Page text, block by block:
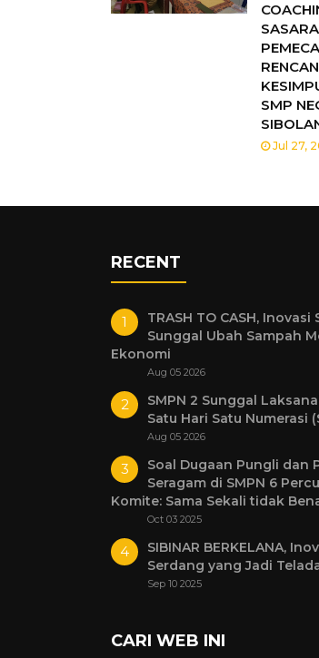
SMP
Jul 27,
RECENT
TRASH TO CASH, Inovasi
Sunggal Ubah Sampah
Ekonomi
Aug 05 2026
SMPN 2 Sunggal
Satu Hari Satu Numerasi
Aug 05 2026
Soal Dugaan Pungli dan
Seragam di SMPN 6
Komite: Sama Sekali tidak
Oct 03 2025
SIBINAR BERKELANA,
Serdang yang Jadi
Sep 10 2025
CARI WEB INI